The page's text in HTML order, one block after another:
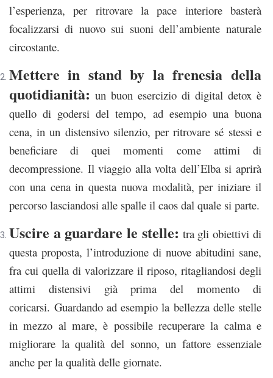
l’esperienza, per ritrovare la pace interiore basterà
focalizzarsi di nuovo sui suoni dell’ambiente naturale
circostante.
Mettere in stand by la frenesia della
quotidianità: un buon esercizio di digital detox è
quello di godersi del tempo, ad esempio una buona
cena, in un distensivo silenzio, per ritrovare sé stessi e
beneficiare di quei momenti come attimi di
decompressione. Il viaggio alla volta dell’Elba si aprirà
con una cena in questa nuova modalità, per iniziare il
percorso lasciandosi alle spalle il caos dal quale si parte.
Uscire a guardare le stelle: tra gli obiettivi di
questa proposta, l’introduzione di nuove abitudini sane,
fra cui quella di valorizzare il riposo, ritagliandosi degli
attimi distensivi già prima del momento di
coricarsi. Guardando ad esempio la bellezza delle stelle
in mezzo al mare, è possibile recuperare la calma e
migliorare la qualità del sonno, un fattore essenziale
anche per la qualità delle giornate.